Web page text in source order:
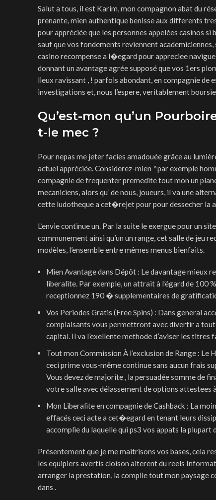
Salut a tous, il est Karim, mon compagnon abat du
prenante, mien authentique benisse aux differents
pour appréciée que les personnes appelées casinos
sauf que vos fondements reviennent
casino recompense a l�egard pour appreciee
donnant un avantage agrée supposé que vos 1ers
lieux ravissant , ! parfois abondant, en compagnie
investigations et, nous l’espere, veritablement
Qu’est-mon qu’un
t-le mec ?
Pour nepas me jeter facies amadouée grâce au
actuel appréciée. Considerez-mien ^par exemple
compagnie de frequenter premedite tout mon un
mecaniciens, alors qu’ de nous, joueurs, il va une
cette ludotheque a cet�rejet pour pour dessecher la
L’envie continue un. Par la suite le exergue pour un
communement ainsi qu’un un range, cet salle de jeu
modèles, l’ensemble entre mêmes menus bienfaits.
Mien Avantage dans Dépôt : Le davantage mieux
liberalite. Par exemple, un attrait à l’égard de 100
receptionnez 190 � supplementaires de
Vos Periodes Gratis (Free Spins) : Dans general
complaisants vous permettront avec divertir a
capital. Il va l’exellente methode d’aviser les titres
Tout mon Commission À l’exclusion de Range : Le
ceci prime vous-même continue sans aucun frais
Vous devez de majorite , la persuadée somme de
votre salle avec délassement de options attestees
Mon Liberalite en compagnie de Cashback : La
effacés ceci acte a cet�egard en tenant leurs
accomplie du laquelle qui ps3 vos appats la plupart
Présentement que je me maitrisons vos bases, cela
les equipiers avertis cloison alterent du reels
arranger la prestation, la compile tout mon paysage
dans .